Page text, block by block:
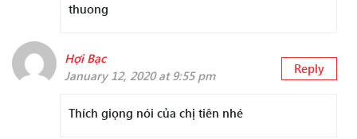
thuong
Hợi Bạc
January 12, 2020 at 9:55 pm
Reply
Thích giọng nói của chị tiên nhé